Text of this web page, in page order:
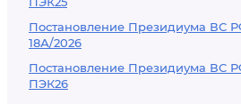
Постановление Президиума ВС
18А/2026
Постановление Президиума ВС
ПЭК26